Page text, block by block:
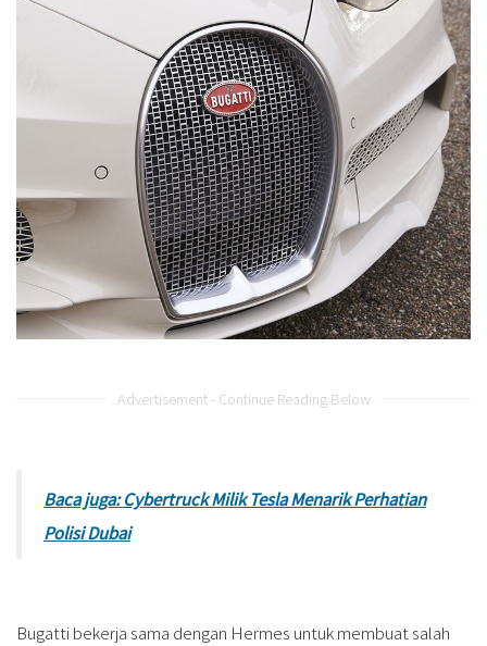
Advertisement - Continue Reading Below
Baca juga: Cybertruck Milik Tesla Menarik Perhatian
Polisi Dubai
Bugatti bekerja sama dengan Hermes untuk membuat salah